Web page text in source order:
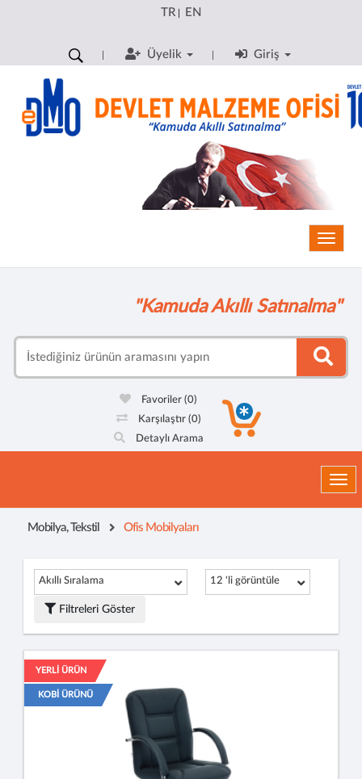
TR| EN
Üyelik Giriş
"Kamuda Akıllı Satınalma"
Favoriler(0)
Karşılaştır (0)
Detaylı Arama
Mobilya, Tekstil Ofis Mobilyaları
Akıllı Sıralama 12 'li görüntüle
Filtreleri Göster
YERLİ ÜRÜN
KOBİ ÜRÜNÜ